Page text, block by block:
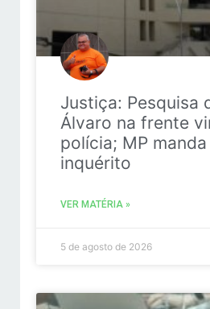
Justiça: Pesquisa
Álvaro na frente
polícia; MP
inquérito
VER MATÉRIA »
5 de agosto de 2026